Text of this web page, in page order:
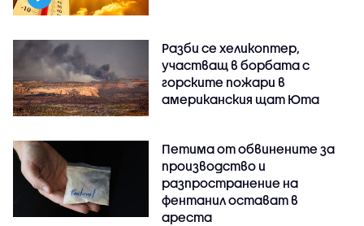
Разби се хеликоптер,
участващ в борбата с
горските пожари в
американския щат Юта
Петима от обвинените за
производство и
разпространение на
фентанил остават в
ареста